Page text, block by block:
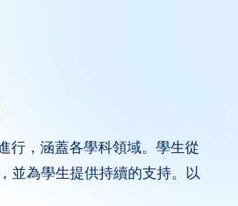
行，涵蓋各學科領域。學生從
並為學生提供持續的支持。以